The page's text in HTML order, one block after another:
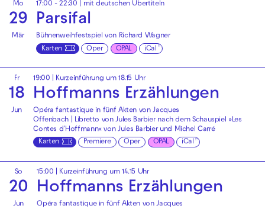
Mo
29
Mär
17:00 - 22:30 mit deutschen Übertiteln
Parsifal
Bühnenweihfestspiel von Richard Wagner
Karten
Oper OPAL iCal
Fr
18
Jun
19:00 | Kurzeinführung um 18.15 Uhr
Hoffmanns Erzählungen
Opéra fantastique in fünf Akten von Jacques
Offenbach | Libretto von Jules Barbier nach dem Schauspiel »Les
Contes d′Hoffmann« von Jules Barbier und Michel Carré
Karten
Premiere Oper OPAL iCal
So
20
Jun
15:00 | Kurzeinführung um 14.15 Uhr
Hoffmanns Erzählungen
Opéra fantastique in fünf Akten von Jacques